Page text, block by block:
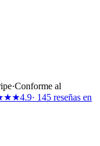
·Conforme al
4.9· 145 reseñas en